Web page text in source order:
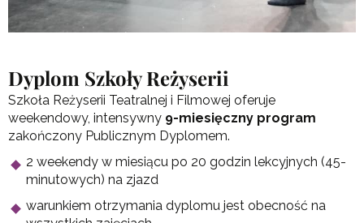
Dyplom Szkoły Reżyserii
Szkoła Reżyserii Teatralnej i Filmowej oferuje
weekendowy, intensywny 9-miesięczny program
zakończony Publicznym Dyplomem.
2 weekendy w miesiącu po 20 godzin lekcyjnych (45-
minutowych) na zjazd
warunkiem otrzymania dyplomu jest obecność na